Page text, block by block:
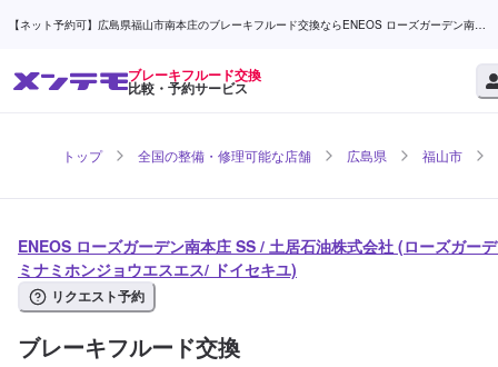
【ネット予約可】広島県福山市南本庄のブレーキフルード交換ならENEOS ローズガーデン南本
ブレーキフルード交換
比較・予約サービス
トップ 全国の整備・修理可能な店舗 広島県 福山市
ENEOS ローズガーデン南本庄 SS / 土居石油株式会社 (ローズガー
ミナミホンジョウエスエス/ ドイセキユ)
リクエスト予約
ブレーキフルード交換